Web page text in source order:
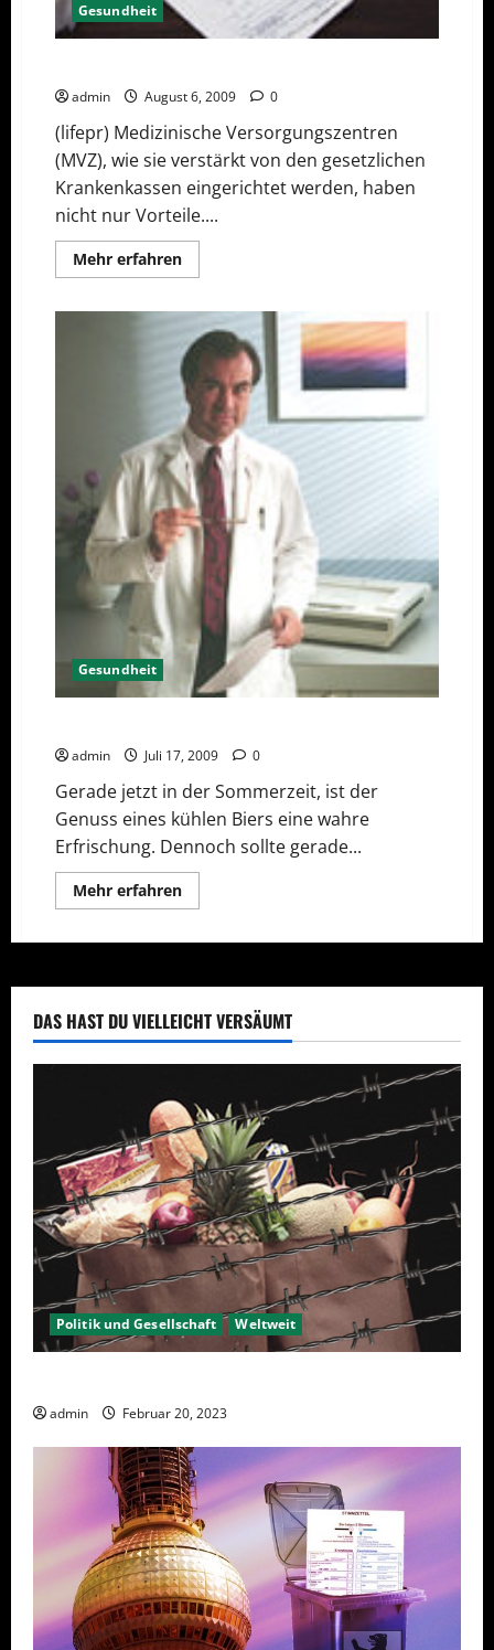
Gesundheit
admin August 6, 2009 0
(lifepr) Medizinische Versorgungszentren
(MVZ), wie sie verstärkt von den gesetzlichen
Krankenkassen eingerichtet werden, haben
nicht nur Vorteile....
Mehr erfahrenMehr
Informationen
Ende
der
klassischen
Arztpraxis?
Gesundheit
admin Juli 17, 2009 0
Gerade jetzt in der Sommerzeit, ist der
Genuss eines kühlen Biers eine wahre
Erfrischung. Dennoch sollte gerade...
Mehr erfahrenMehr
Informationen
DAS HAST DU VIELLEICHT VERSÄUMT
Politik und Gesellschaft Weltweit
admin Februar 20, 2023